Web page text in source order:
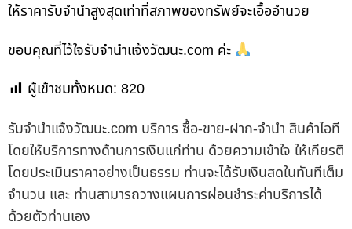
ให้ราคารับจำนำสูงสุดเท่าที่สภาพของทรัพย์จะเอื้ออำนวย
ขอบคุณที่ไว้ใจรับจำนำแจ้งวัฒนะ.com ค่ะ
ผู้เข้าชมทั้งหมด: 820
รับจํานําแจ้งวัฒนะ.com บริการ ซื้อ-ขาย-ฝาก-จำนำ สินค้าไอที
โดยให้บริการทางด้านการเงินแก่ท่าน ด้วยความเข้าใจ ให้เกียรติ
โดยประเมินราคาอย่างเป็นธรรม ท่านจะได้รับเงินสดในทันทีเต็ม
จำนวน และ ท่านสามารถวางแผนการผ่อนชำระค่าบริการได้
ด้วยตัวท่านเอง